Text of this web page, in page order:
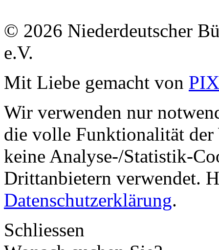
© 2026 Niederdeutscher
e.V.
Mit Liebe gemacht von
Wir verwenden nur
die volle Funktionalität der
keine Analyse-/Statistik-
Drittanbietern verwendet.
Datenschutzerklärung.
Schliessen